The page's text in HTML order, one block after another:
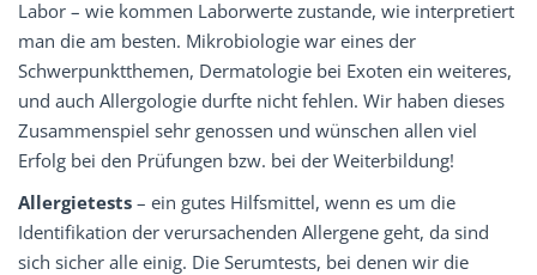
Labor – wie kommen Laborwerte zustande, wie interpretiert
man die am besten. Mikrobiologie war eines der
Schwerpunktthemen, Dermatologie bei Exoten ein weiteres,
und auch Allergologie durfte nicht fehlen. Wir haben dieses
Zusammenspiel sehr genossen und wünschen allen viel
Erfolg bei den Prüfungen bzw. bei der Weiterbildung!
Allergietests – ein gutes Hilfsmittel, wenn es um die
Identifikation der verursachenden Allergene geht, da sind
sich sicher alle einig. Die Serumtests, bei denen wir die